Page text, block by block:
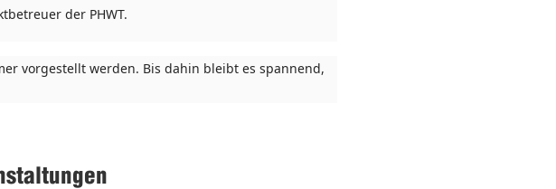
der PHWT.
vorgestellt werden. Bis dahin bleibt es spannend,